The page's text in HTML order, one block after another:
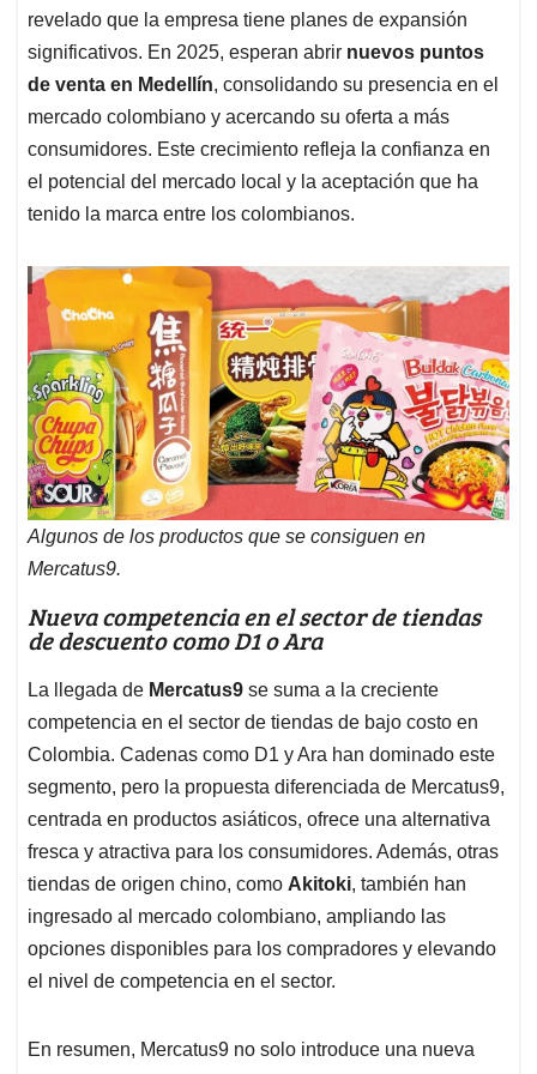
revelado que la empresa tiene planes de expansión
significativos. En 2025, esperan abrir nuevos puntos
de venta en Medellín, consolidando su presencia en el
mercado colombiano y acercando su oferta a más
consumidores. Este crecimiento refleja la confianza en
el potencial del mercado local y la aceptación que ha
tenido la marca entre los colombianos.
Algunos de los productos que se consiguen en
Mercatus9.
Nueva competencia en el sector de tiendas
de descuento como D1 o Ara
La llegada de Mercatus9 se suma a la creciente
competencia en el sector de tiendas de bajo costo en
Colombia. Cadenas como D1 y Ara han dominado este
segmento, pero la propuesta diferenciada de Mercatus9,
centrada en productos asiáticos, ofrece una alternativa
fresca y atractiva para los consumidores. Además, otras
tiendas de origen chino, como Akitoki, también han
ingresado al mercado colombiano, ampliando las
opciones disponibles para los compradores y elevando
el nivel de competencia en el sector. ​
En resumen, Mercatus9 no solo introduce una nueva